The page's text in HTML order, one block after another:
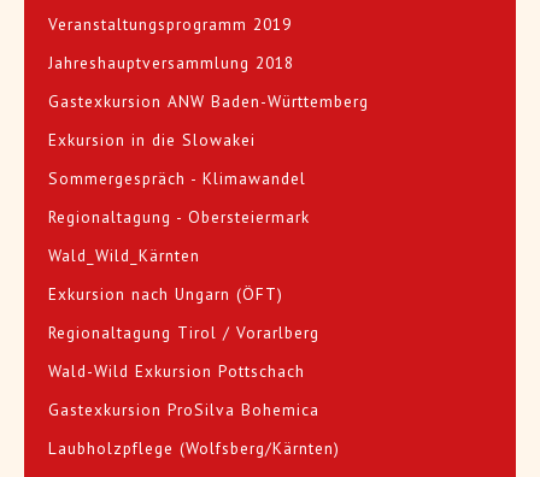
Veranstaltungsprogramm 2019
Jahreshauptversammlung 2018
Gastexkursion ANW Baden-Württemberg
Exkursion in die Slowakei
Sommergespräch - Klimawandel
Regionaltagung - Obersteiermark
Wald_Wild_Kärnten
Exkursion nach Ungarn (ÖFT)
Regionaltagung Tirol / Vorarlberg
Wald-Wild Exkursion Pottschach
Gastexkursion ProSilva Bohemica
Laubholzpflege (Wolfsberg/Kärnten)